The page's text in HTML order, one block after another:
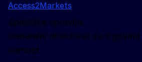
Access2Markets
Spletišče upravlja:
Generalni direktorat za
varnost